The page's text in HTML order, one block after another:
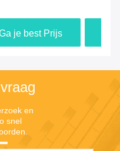
de
je best Prijs
en
snel